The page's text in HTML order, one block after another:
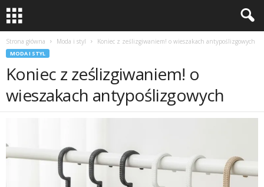
Strona główna Moda i styl Koniec z ześlizgiwaniem! o wieszakach antypoślizgowych
MODA I STYL
Koniec z ześlizgiwaniem! o
wieszakach antypoślizgowych